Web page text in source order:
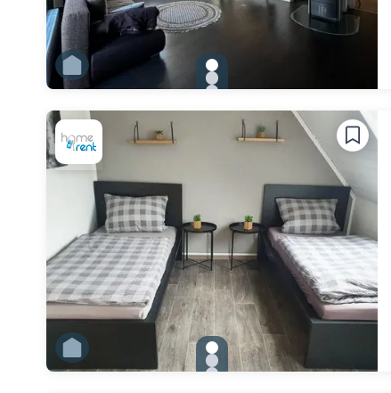
gallery.slide_selector
Zu Slide 1 wechseln
Zu Slide 2 wechseln
Zu Slide 4 wechseln
Zu Slide 5 wechseln
Zu Slide 6 wechseln
gallery.slide_selector
Zu Slide 1 wechseln
Zu Slide 2 wechseln